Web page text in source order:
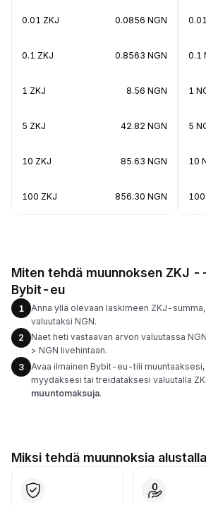
0.01 ZKJ 0.0856 NGN
0.1 ZKJ 0.8563 NGN
1 ZKJ 8.56 NGN
5 ZKJ 42.82 NGN
10 ZKJ 85.63 NGN
100 ZKJ 856.30 NGN
0.1
1
5
10
100
Miten tehdä muunnoksen ZKJ
Bybit-eu
1
Anna yllä olevaan laskimeen ZKJ-
valuutaksi NGN.
2
Näet heti vastaavan arvon valuutassa
> NGN livehintaan.
3
Avaa ilmainen Bybit-eu-tili
myydäksesi tai treidataksesi valuutalla
muuntomaksuja.
Miksi tehdä muunnoksia